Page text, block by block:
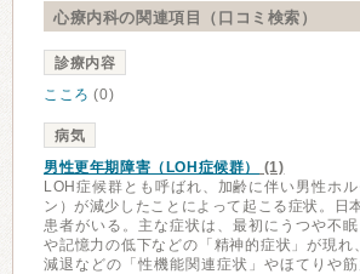
心療内科の関連項目（口コミ検索）
診療内容
こころ (0)
病気
男性更年期障害（LOH症候群）
(1)
LOH症候群とも呼ばれ、加齢に伴い男性ホ
ン）が減少したことによって起こる症状。日
患者がいる。主な症状は、最初にうつや不
や記憶力の低下などの「精神的症状」が現れ
減退などの「性機能関連症状」やほてりや